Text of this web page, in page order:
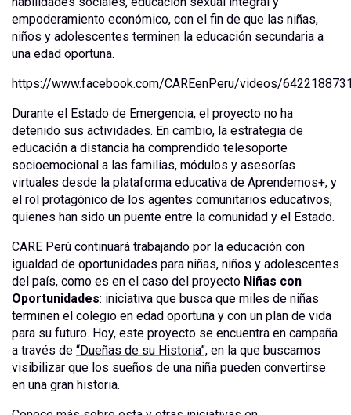
empoderamiento económico, con el fin de que las niñas,
niños y adolescentes terminen la educación secundaria a
una edad oportuna.
https://www.facebook.com/CAREenPeru/videos/
Durante el Estado de Emergencia, el proyecto no ha
detenido sus actividades. En cambio, la estrategia de
educación a distancia ha comprendido telesoporte
socioemocional a las familias, módulos y asesorías
virtuales desde la plataforma educativa de Aprendemos+, y
el rol protagónico de los agentes comunitarios educativos,
quienes han sido un puente entre la comunidad y el Estado.
CARE Perú continuará trabajando por la educación con
igualdad de oportunidades para niñas, niños y adolescentes
del país, como es en el caso del proyecto Niñas con
Oportunidades: iniciativa que busca que miles de niñas
terminen el colegio en edad oportuna y con un plan de vida
para su futuro. Hoy, este proyecto se encuentra en campaña
a través de “Dueñas de su Historia”, en la que buscamos
visibilizar que los sueños de una niña pueden convertirse
en una gran historia.